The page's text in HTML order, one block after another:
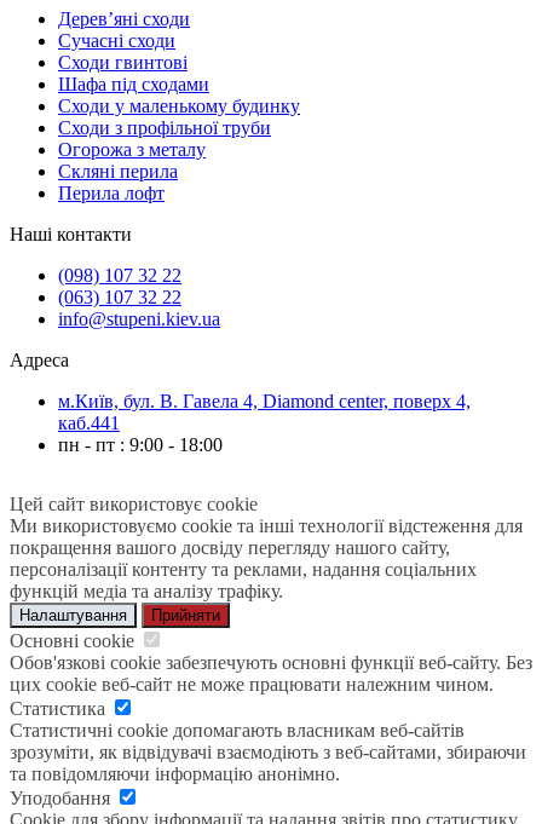
Дерев’яні сходи
Сучасні сходи
Сходи гвинтові
Шафа під сходами
Сходи у маленькому будинку
Сходи з профільної труби
Огорожа з металу
Скляні перила
Перила лофт
Наші контакти
(098) 107 32 22
(063) 107 32 22
info@stupeni.kiev.ua
Адреса
м.Київ, бул. В. Гавела 4, Diamond center, поверх 4,
каб.441
пн - пт : 9:00 - 18:00
Цей сайт використовує cookie
Ми використовуємо cookie та інші технології відстеження для
покращення вашого досвіду перегляду нашого сайту,
персоналізації контенту та реклами, надання соціальних
функцій медіа та аналізу трафіку.
Налаштування Прийняти
Основні cookie
Обов'язкові cookie забезпечують основні функції веб-сайту. Без
цих cookie веб-сайт не може працювати належним чином.
Статистика
Статистичні cookie допомагають власникам веб-сайтів
зрозуміти, як відвідувачі взаємодіють з веб-сайтами, збираючи
та повідомляючи інформацію анонімно.
Уподобання